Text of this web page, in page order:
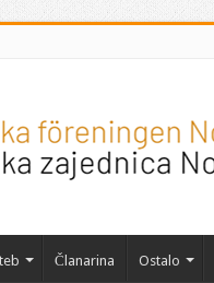
Članarina Ostalo